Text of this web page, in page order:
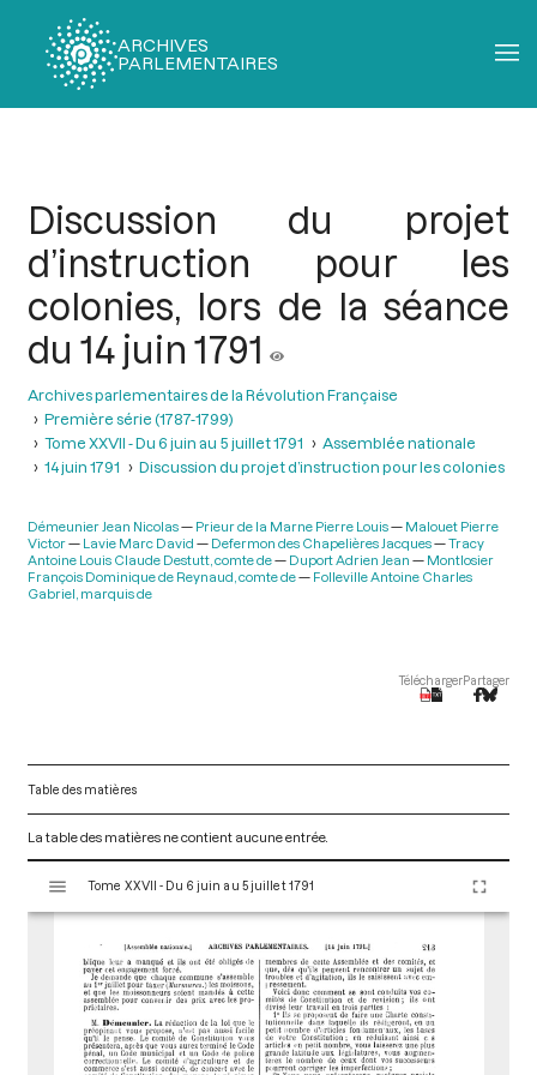
ARCHIVES
PARLEMENTAIRES
Discussion du projet
d’instruction pour les
colonies, lors de la séance
du 14 juin 1791
Archives parlementaires de la Révolution Française
Première série (1787-1799)
Tome XXVII - Du 6 juin au 5 juillet 1791
Assemblée nationale
14 juin 1791
Discussion du projet d’instruction pour les colonies
Démeunier Jean Nicolas Prieur de la Marne Pierre Louis
Malouet Pierre
Victor
Lavie Marc David Defermon des Chapelières Jacques
Tracy
Antoine Louis Claude Destutt, comte de
Duport Adrien Jean
Montlosier
François Dominique de Reynaud, comte de
Folleville Antoine Charles
Gabriel, marquis de
TéléchargerPartager
Table des matières
La table des matières ne contient aucune entrée.
s
Tome XXVII - Du 6 juin au 5 juillet 1791